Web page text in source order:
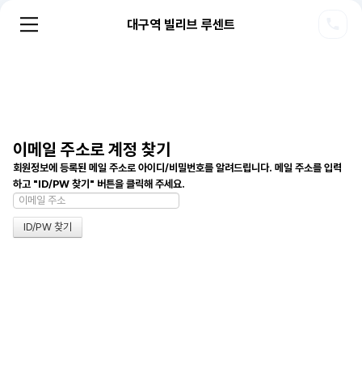
대구역 빌리브 루센트
이메일 주소로 계정 찾기
회원정보에 등록된 메일 주소로 아이디/비밀번호를 알려드립니다. 메일 주소를 입력
하고 "ID/PW 찾기" 버튼을 클릭해 주세요.